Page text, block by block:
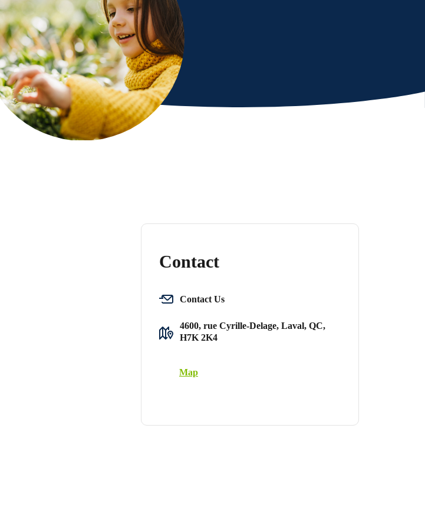
Contact
Contact Us
4600, rue Cyrille-Delage, Laval, QC,
H7K 2K4
Map